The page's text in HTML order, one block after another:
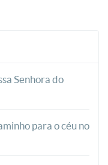
Senhora do
para o céu no